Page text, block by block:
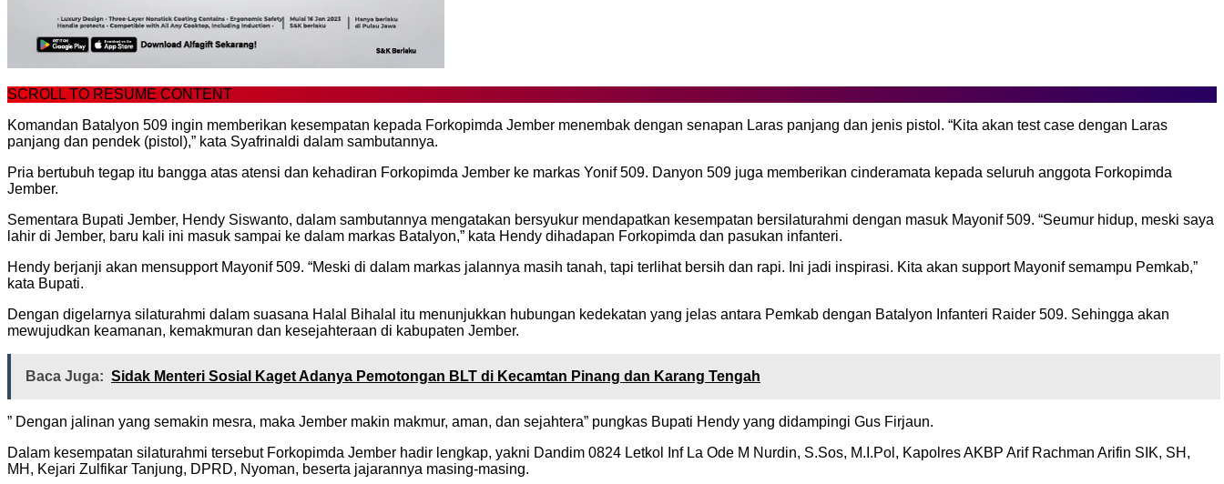
SCROLL TO RESUME CONTENT
Komandan Batalyon 509 ingin memberikan kesempatan kepada Forkopimda Jember menembak dengan senapan Laras panjang dan jenis pistol. “Kita akan test case dengan Laras
panjang dan pendek (pistol),” kata Syafrinaldi dalam sambutannya.
Pria bertubuh tegap itu bangga atas atensi dan kehadiran Forkopimda Jember ke markas Yonif 509. Danyon 509 juga memberikan cinderamata kepada seluruh anggota Forkopimda
Jember.
Sementara Bupati Jember, Hendy Siswanto, dalam sambutannya mengatakan bersyukur mendapatkan kesempatan bersilaturahmi dengan masuk Mayonif 509. “Seumur hidup, meski saya
lahir di Jember, baru kali ini masuk sampai ke dalam markas Batalyon,” kata Hendy dihadapan Forkopimda dan pasukan infanteri.
Hendy berjanji akan mensupport Mayonif 509. “Meski di dalam markas jalannya masih tanah, tapi terlihat bersih dan rapi. Ini jadi inspirasi. Kita akan support Mayonif semampu Pemkab,”
kata Bupati.
Dengan digelarnya silaturahmi dalam suasana Halal Bihalal itu menunjukkan hubungan kedekatan yang jelas antara Pemkab dengan Batalyon Infanteri Raider 509. Sehingga akan
mewujudkan keamanan, kemakmuran dan kesejahteraan di kabupaten Jember.
Baca Juga: Sidak Menteri Sosial Kaget Adanya Pemotongan BLT di Kecamtan Pinang dan Karang Tengah
” Dengan jalinan yang semakin mesra, maka Jember makin makmur, aman, dan sejahtera” pungkas Bupati Hendy yang didampingi Gus Firjaun.
Dalam kesempatan silaturahmi tersebut Forkopimda Jember hadir lengkap, yakni Dandim 0824 Letkol Inf La Ode M Nurdin, S.Sos, M.I.Pol, Kapolres AKBP Arif Rachman Arifin SIK, SH,
MH, Kejari Zulfikar Tanjung, DPRD, Nyoman, beserta jajarannya masing-masing.